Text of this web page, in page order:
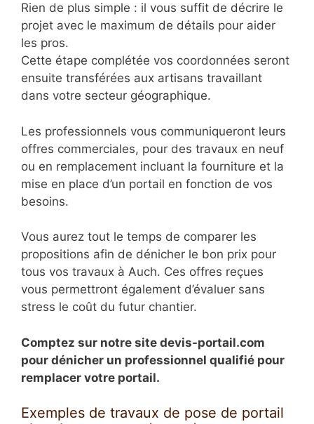
Rien de plus simple : il vous suffit de décrire le
projet avec le maximum de détails pour aider
les pros.
Cette étape complétée vos coordonnées seront
ensuite transférées aux artisans travaillant
dans votre secteur géographique.
Les professionnels vous communiqueront leurs
offres commerciales, pour des travaux en neuf
ou en remplacement incluant la fourniture et la
mise en place d’un portail en fonction de vos
besoins.
Vous aurez tout le temps de comparer les
propositions afin de dénicher le bon prix pour
tous vos travaux à Auch. Ces offres reçues
vous permettront également d’évaluer sans
stress le coût du futur chantier.
Comptez sur notre site devis-portail.com
pour dénicher un professionnel qualifié pour
remplacer votre portail.
Exemples de travaux de pose de portail